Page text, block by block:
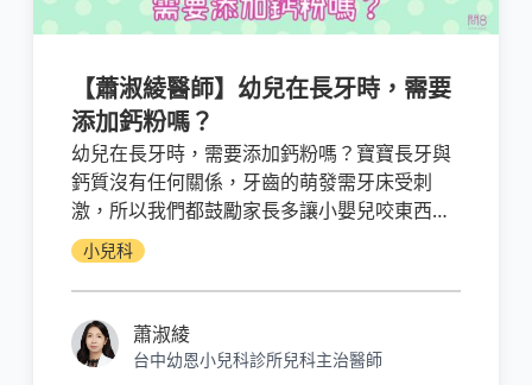
【蕭淑綾醫師】幼兒在長牙時，需要
添加鈣粉嗎？
幼兒在長牙時，需要添加鈣粉嗎？寶寶長牙與
鈣質沒有任何關係，牙齒的萌發需牙床受刺
激，所以我們都鼓勵家長多讓小嬰兒咬東西，
一來滿足寶寶的口腔期需要，二來刺激牙床。
若是真的超過一歲三個月還不長牙我們才需要
幫他做進一步的檢查。
小兒科
蕭淑綾
台中幼恩小兒科診所兒科主治醫師